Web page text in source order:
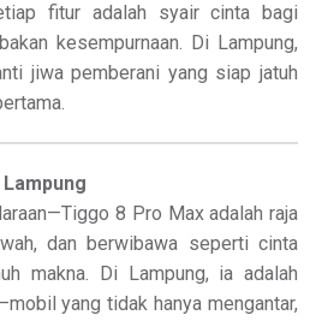
fitur adalah syair cinta bagi
kesempurnaan. Di Lampung,
jiwa pemberani yang siap jatuh
8 Pro Max adalah raja
dan berwibawa seperti cinta
makna. Di Lampung, ia adalah
yang tidak hanya mengantar,